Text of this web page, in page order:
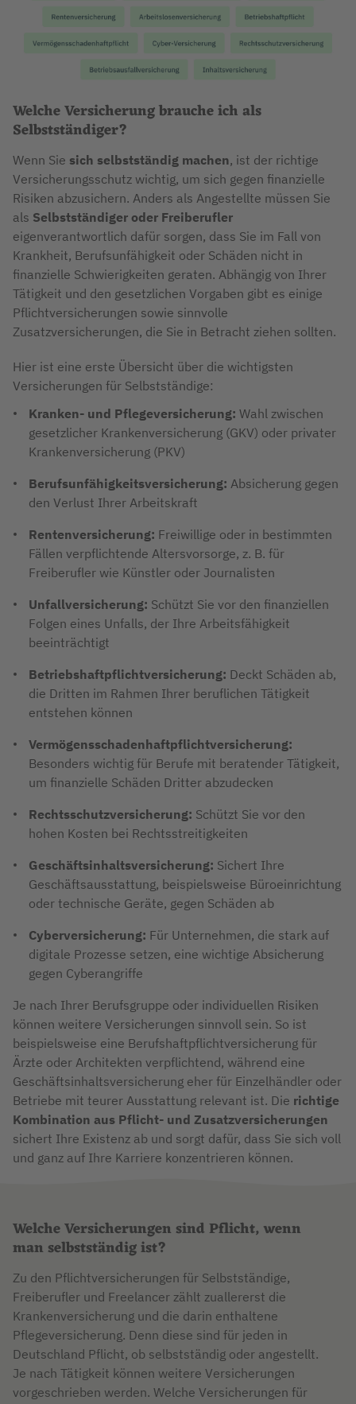
Welche Versicherung brauche ich als
Selbstständiger?
Wenn Sie sich selbstständig machen, ist der richtige
Versicherungsschutz wichtig, um sich gegen finanzielle
Risiken abzusichern. Anders als Angestellte müssen Sie
als Selbstständiger oder Freiberufler
eigenverantwortlich dafür sorgen, dass Sie im Fall von
Krankheit, Berufsunfähigkeit oder Schäden nicht in
finanzielle Schwierigkeiten geraten. Abhängig von Ihrer
Tätigkeit und den gesetzlichen Vorgaben gibt es einige
Pflichtversicherungen sowie sinnvolle
Zusatzversicherungen, die Sie in Betracht ziehen sollten.
Hier ist eine erste Übersicht über die wichtigsten
Versicherungen für Selbstständige:
Kranken- und Pflegeversicherung: Wahl zwischen
gesetzlicher Krankenversicherung (GKV) oder privater
Krankenversicherung (PKV)
Berufsunfähigkeitsversicherung: Absicherung gegen
den Verlust Ihrer Arbeitskraft
Rentenversicherung: Freiwillige oder in bestimmten
Fällen verpflichtende Altersvorsorge, z. B. für
Freiberufler wie Künstler oder Journalisten
Unfallversicherung: Schützt Sie vor den finanziellen
Folgen eines Unfalls, der Ihre Arbeitsfähigkeit
beeinträchtigt
Betriebshaftpflichtversicherung: Deckt Schäden ab,
die Dritten im Rahmen Ihrer beruflichen Tätigkeit
entstehen können
Vermögensschadenhaftpflichtversicherung:
Besonders wichtig für Berufe mit beratender Tätigkeit,
um finanzielle Schäden Dritter abzudecken
Rechtsschutzversicherung: Schützt Sie vor den
hohen Kosten bei Rechtsstreitigkeiten
Geschäftsinhaltsversicherung: Sichert Ihre
Geschäftsausstattung, beispielsweise Büroeinrichtung
oder technische Geräte, gegen Schäden ab
Cyberversicherung: Für Unternehmen, die stark auf
digitale Prozesse setzen, eine wichtige Absicherung
gegen Cyberangriffe
Je nach Ihrer Berufsgruppe oder individuellen Risiken
können weitere Versicherungen sinnvoll sein. So ist
beispielsweise eine Berufshaftpflichtversicherung für
Ärzte oder Architekten verpflichtend, während eine
Geschäftsinhaltsversicherung eher für Einzelhändler oder
Betriebe mit teurer Ausstattung relevant ist. Die richtige
Kombination aus Pflicht- und Zusatzversicherungen
sichert Ihre Existenz ab und sorgt dafür, dass Sie sich voll
und ganz auf Ihre Karriere konzentrieren können.
Welche Versicherungen sind Pflicht, wenn
man selbstständig ist?
Zu den Pflichtversicherungen für Selbstständige,
Freiberufler und Freelancer zählt zuallererst die
Krankenversicherung und die darin enthaltene
Pflegeversicherung. Denn diese sind für jeden in
Deutschland Pflicht, ob selbstständig oder angestellt.
Je nach Tätigkeit können weitere Versicherungen
vorgeschrieben werden. Welche Versicherungen für